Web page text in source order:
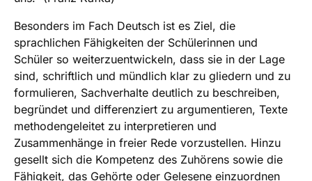
Besonders im Fach Deutsch ist es Ziel, die
sprachlichen Fähigkeiten der Schülerinnen und
Schüler so weiterzuentwickeln, dass sie in der Lage
sind, schriftlich und mündlich klar zu gliedern und zu
formulieren, Sachverhalte deutlich zu beschreiben,
begründet und differenziert zu argumentieren, Texte
methodengeleitet zu interpretieren und
Zusammenhänge in freier Rede vorzustellen. Hinzu
gesellt sich die Kompetenz des Zuhörens sowie die
Fähigkeit, das Gehörte oder Gelesene einzuordnen